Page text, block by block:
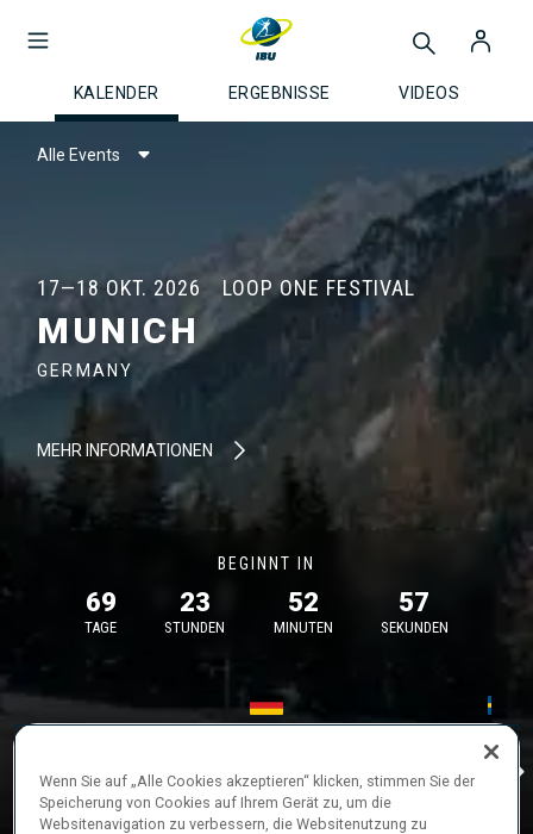
KALENDER ERGEBNISSE VIDEOS
Alle Events
17—18 OKT. 2026 LOOP ONE FESTIVAL
MUNICH
GERMANY
MEHR INFORMATIONEN
BEGINNT IN
69
TAGE
23
STUNDEN
52
MINUTEN
57
SEKUNDEN
26—29 Nov.
IDREIdre
Wenn Sie auf „Alle Cookies akzeptieren“ klicken, stimmen Sie der
Speicherung von Cookies auf Ihrem Gerät zu, um die
Websitenavigation zu verbessern, die Websitenutzung zu